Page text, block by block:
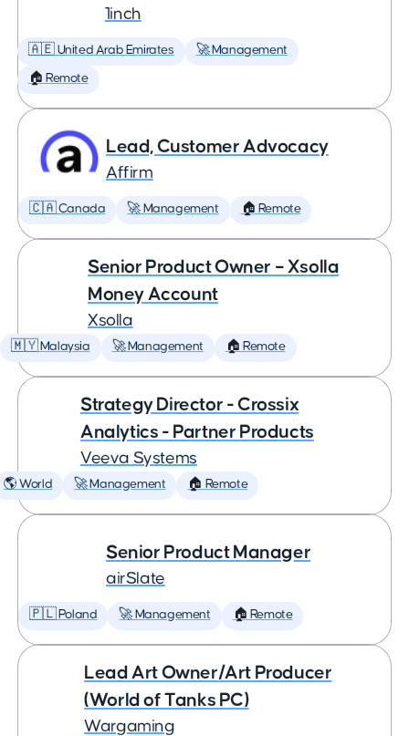
1inch
🇦🇪 United Arab Emirates 🚀 Management
🏠 Remote
Lead, Customer Advocacy
Affirm
🇨🇦 Canada 🚀 Management 🏠 Remote
Senior Product Owner – Xsolla
Money Account
Xsolla
🇲🇾 Malaysia 🚀 Management 🏠 Remote
Strategy Director - Crossix
Analytics - Partner Products
Veeva Systems
🌎 World 🚀 Management 🏠 Remote
Senior Product Manager
airSlate
🇵🇱 Poland 🚀 Management 🏠 Remote
Lead Art Owner/Art Producer
(World of Tanks PC)
Wargaming